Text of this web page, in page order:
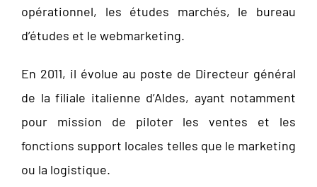
opérationnel, les études marchés, le bureau
d’études et le webmarketing.
En 2011, il évolue au poste de Directeur général
de la filiale italienne d’Aldes, ayant notamment
pour mission de piloter les ventes et les
fonctions support locales telles que le marketing
ou la logistique.